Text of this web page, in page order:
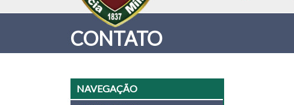
CONTATO
NAVEGAÇÃO